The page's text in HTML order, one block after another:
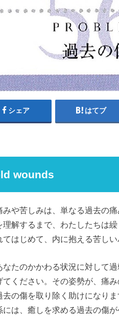
シェア はてブ
wounds
や苦しみは、単なる過去の
解するまで、わたしたちは
はじめて、内に抱える苦しい
たのかかわる状況に対して
てください。その姿勢が、痛
の傷を取り除く助けになり
は、癒しを求める過去の傷